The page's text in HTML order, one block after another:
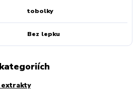
tobolky
Bez lepku
extrakty